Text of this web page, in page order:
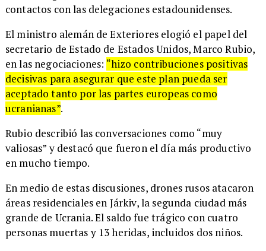
contactos con las delegaciones estadounidenses.
El ministro alemán de Exteriores elogió el papel del
secretario de Estado de Estados Unidos, Marco Rubio,
en las negociaciones: “hizo contribuciones positivas
decisivas para asegurar que este plan pueda ser
aceptado tanto por las partes europeas como
ucranianas”.
Rubio describió las conversaciones como “muy
valiosas” y destacó que fueron el día más productivo
en mucho tiempo.
En medio de estas discusiones, drones rusos atacaron
áreas residenciales en Járkiv, la segunda ciudad más
grande de Ucrania. El saldo fue trágico con cuatro
personas muertas y 13 heridas, incluidos dos niños.